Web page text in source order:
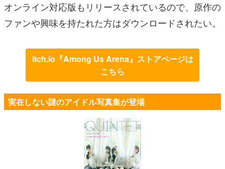
オンライン対応版もリリースされているので、原作の
ファンや興味を持たれた方はダウンロードされたい。
itch.io『Among Us Arena』ストアページは
こちら
実在しない謎のアイドル写真集が登場